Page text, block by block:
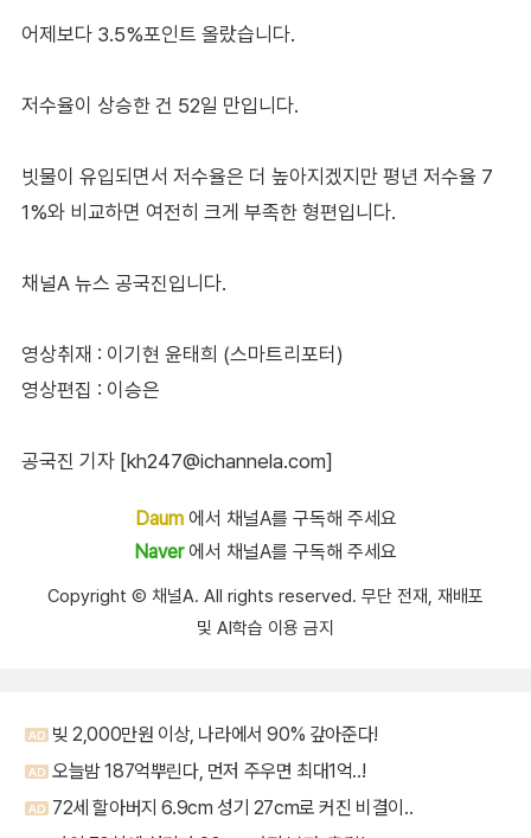
어제보다 3.5%포인트 올랐습니다.
저수율이 상승한 건 52일 만입니다.
빗물이 유입되면서 저수율은 더 높아지겠지만 평년 저수율 7
1%와 비교하면 여전히 크게 부족한 형편입니다.
채널A 뉴스 공국진입니다.
영상취재 : 이기현 윤태희 (스마트리포터)
영상편집 : 이승은
공국진 기자 [kh247@ichannela.com]
Daum에서 채널A를 구독해 주세요
Naver에서 채널A를 구독해 주세요
Copyright Ⓒ 채널A. All rights reserved. 무단 전재, 재배포
및 AI학습 이용 금지